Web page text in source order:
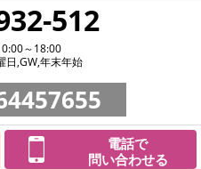
512
～18:00
日,GW,年末年始
電話で
問い合わせる